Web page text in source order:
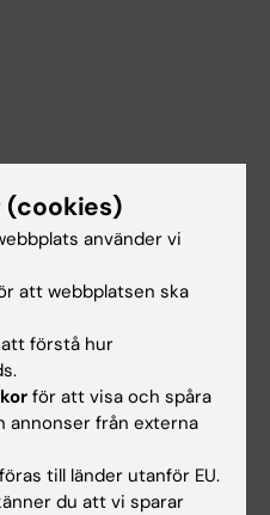
(cookies)
använder vi
att webbplatsen ska
förstå hur
för att visa och spåra
annonser från externa
till länder utanför EU.
du att vi sparar